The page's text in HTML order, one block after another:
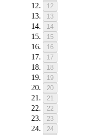
12
13
14
15
16
17
18
19
20
21
22
23
24